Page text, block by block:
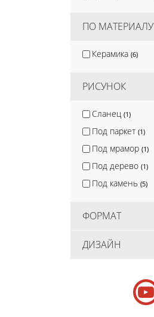
ПО МАТЕРИАЛУ
Керамика (6)
РИСУНОК
Сланец (1)
Под паркет (1)
Под мрамор (1)
Под дерево (1)
Под камень (5)
ФОРМАТ
ДИЗАЙН